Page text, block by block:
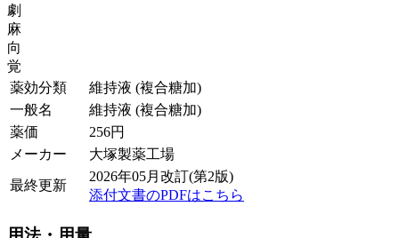
劇
麻
向
覚
薬効分類
維持液 (複合糖加)
一般名
維持液 (複合糖加)
薬価
256円
メーカー
大塚製薬工場
最終更新
2026年05月改訂(第2版)
添付文書のPDFはこちら